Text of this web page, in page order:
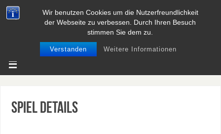
Wir benutzen Cookies um die Nutzerfreundlichkeit
der Webseite zu verbessen. Durch Ihren Besuch
stimmen Sie dem zu.
Verstanden Weitere Informationen
BASEBALL UND SOFTBALL IN
NIEDERSACHSEN
Spiel Details